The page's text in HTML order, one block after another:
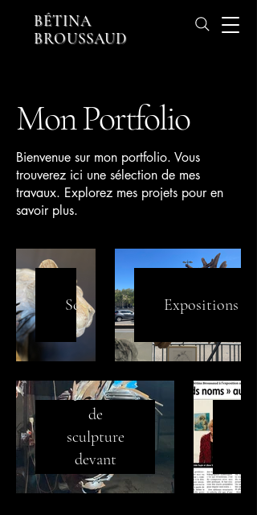
BÉTINA
BROUSSAUD
Mon Portfolio
Bienvenue sur mon portfolio. Vous
trouverez ici une sélection de mes
travaux. Explorez mes projets pour en
savoir plus.
Sculptures Expositions
Spectacles/Réalisations
de
sculpture
devant
public